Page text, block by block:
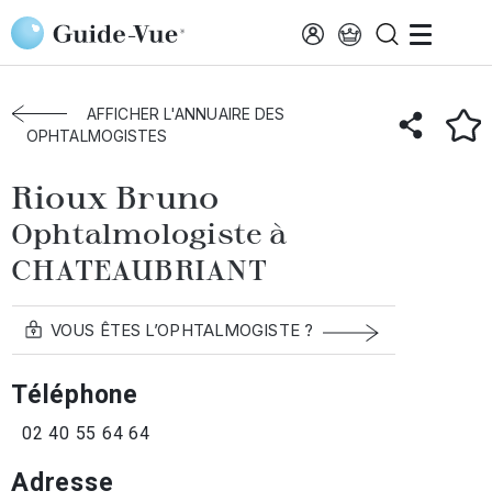
Aller au contenu principal
Accueil Annuaire des ophtalmologistes
Chateaubriant
Rioux Bruno
AFFICHER L'ANNUAIRE DES
OPHTALMOGISTES
Rioux Bruno
Ophtalmologiste à
CHATEAUBRIANT
VOUS ÊTES L’OPHTALMOGISTE ?
Téléphone
02 40 55 64 64
Adresse